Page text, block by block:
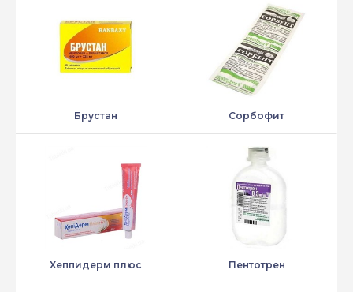
Брустан Сорбофит
Хеппидерм плюс Пентотрен